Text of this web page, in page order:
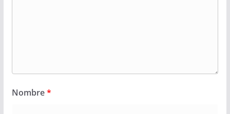
Nombre*